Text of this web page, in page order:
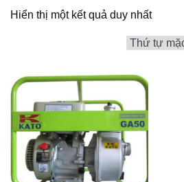
Hiển thị một kết quả duy nhất